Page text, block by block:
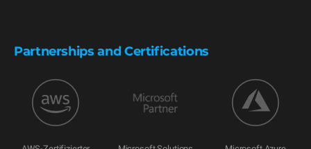
Partnerships and Certifications